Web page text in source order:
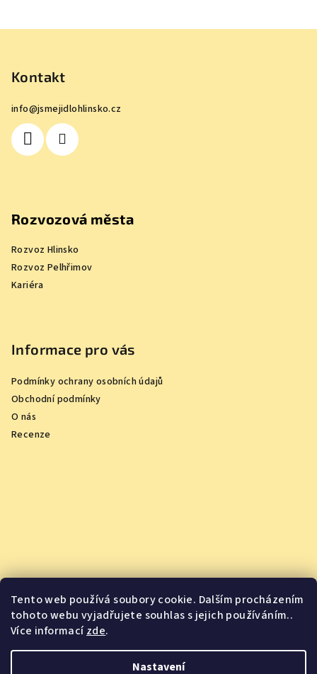
Tento web používá soubory cookie. Dalším procházením
tohoto webu vyjadřujete souhlas s jejich používáním..
Více informacízde.
Nastavení
Kontakt
info@jsmejidlohlinsko.cz
Rozvozová města
Rozvoz Hlinsko
Rozvoz Pelhřimov
Kariéra
Informace pro vás
Podmínky ochrany osobních údajů
Obchodní podmínky
O nás
Recenze
Vychutnejte si oceněná vína z pohodlí domova